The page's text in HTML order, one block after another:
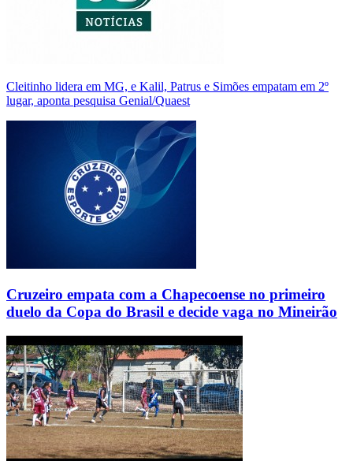
Cleitinho lidera em MG, e Kalil, Patrus e Simões empatam em 2º
lugar, aponta pesquisa Genial/Quaest
Cruzeiro empata com a Chapecoense no primeiro
duelo da Copa do Brasil e decide vaga no Mineirão